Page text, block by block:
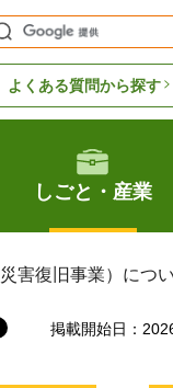
よくある質問から探す
しごと・産業
害復旧事業）につ
掲載開始日：